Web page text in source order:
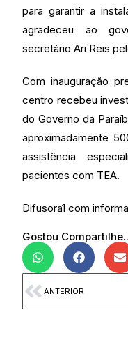
para garantir a
agradeceu ao
secretário Ari Reis
Com inauguração
centro recebeu
do Governo da
aproximadamente
assistência
pacientes com TEA.
Difusora1 com
Gostou Compartilhe..
ANTERIOR